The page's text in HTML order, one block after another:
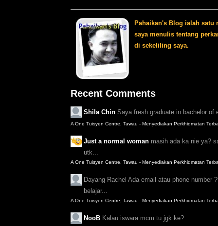
Pahaikan's Blog ialah satu
saya menulis tentang
di sekeliling saya.
Recent Comments
Shila Chin Saya fresh graduate in bachelor of
A One Tuisyen Centre, Tawau - Menyediakan Perkhidmatan
Just a normal woman masih ada ka nie ya?
utk...
A One Tuisyen Centre, Tawau - Menyediakan Perkhidmatan
Dayang Rachel Ada email atau phone number
belajar...
A One Tuisyen Centre, Tawau - Menyediakan Perkhidmatan
NooB Kalau iswara mcm tu jgk ke?